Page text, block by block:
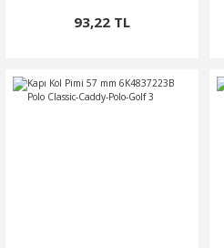
93,22 TL